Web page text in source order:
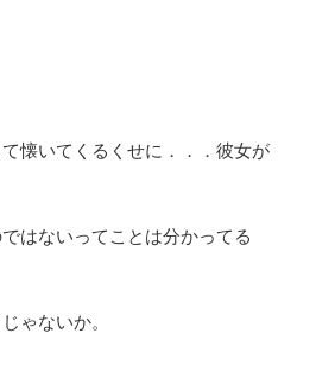
て懐いてくるくせに．．．彼女が
はないってことは分かってる
ゃないか。